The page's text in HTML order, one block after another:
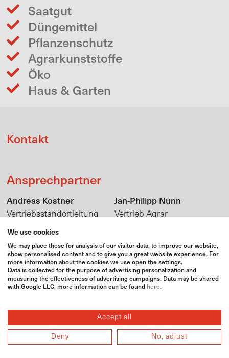
Saatgut
Düngemittel
Pflanzenschutz
Agrarkunststoffe
Öko
Haus & Garten
Kontakt
Ansprechpartner
Andreas Kostner
Vertriebsstandortleitung
andreas.kostner@bat-
agrar.de
fon+49 9721 6759 160
mobil+49 151 72726770
Jan-Philipp Nunn
Vertrieb Agrar
agrar.de
fon+49 9721 6759 170
mobil+49 160 4014794
Adresse
BAT Agrar GmbH & Co. KG
Silbersteinstraße 5
We use cookies
We may place these for analysis of our visitor data, to improve our website,
show personalised content and to give you a great website experience. For
more information about the cookies we use open the settings.
Data is collected for the purpose of advertising personalization and
measuring the effectiveness of advertising campaigns. Data may be shared
with Google LLC, more information can be found here.
Accept all
Deny No, adjust